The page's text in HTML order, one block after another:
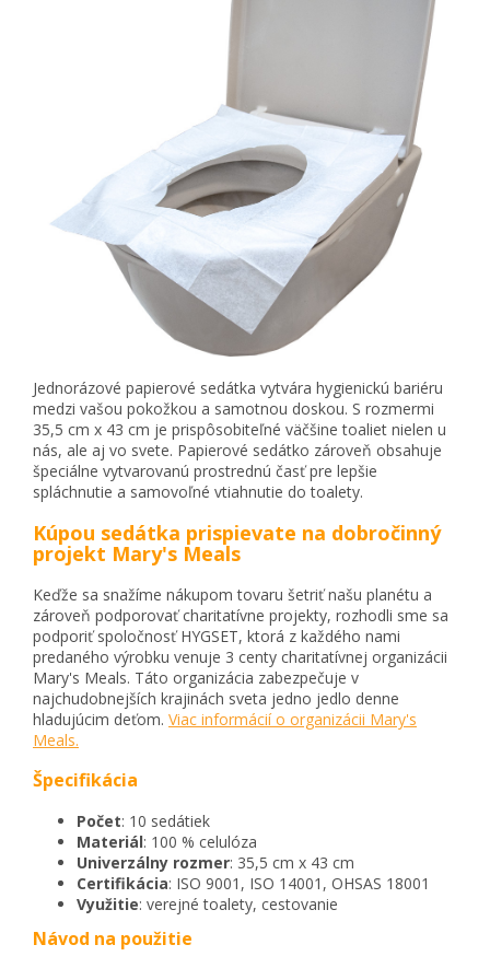
Jednorázové papierové sedátka vytvára hygienickú bariéru
medzi vašou pokožkou a samotnou doskou. S rozmermi
35,5 cm x 43 cm je prispôsobiteľné väčšine toaliet nielen u
nás, ale aj vo svete. Papierové sedátko zároveň obsahuje
špeciálne vytvarovanú prostrednú časť pre lepšie
spláchnutie a samovoľné vtiahnutie do toalety.
Kúpou sedátka prispievate na dobročinný
projekt Mary's Meals
Keďže sa snažíme nákupom tovaru šetriť našu planétu a
zároveň podporovať charitatívne projekty, rozhodli sme sa
podporiť spoločnosť HYGSET, ktorá z každého nami
predaného výrobku venuje 3 centy charitatívnej organizácii
Mary's Meals. Táto organizácia zabezpečuje v
najchudobnejších krajinách sveta jedno jedlo denne
hladujúcim deťom. Viac informácií o organizácii Mary's
Meals.
Špecifikácia
Počet: 10 sedátiek
Materiál: 100 % celulóza
Univerzálny rozmer: 35,5 cm x 43 cm
Certifikácia: ISO 9001, ISO 14001, OHSAS 18001
Využitie: verejné toalety, cestovanie
Návod na použitie